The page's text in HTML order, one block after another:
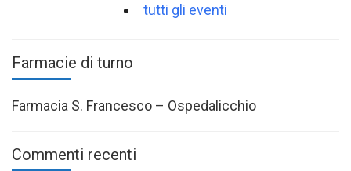
tutti gli eventi
Farmacie di turno
Farmacia S. Francesco – Ospedalicchio
Commenti recenti